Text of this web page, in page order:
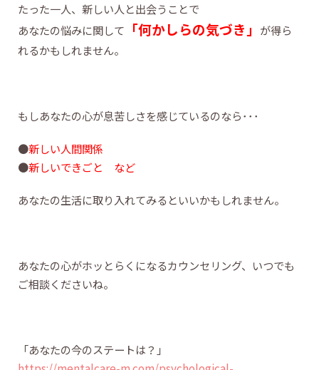
たった一人、新しい人と出会うことで
あなたの悩みに関して 「何かしらの気づき」 が得ら
れるかもしれません。
もしあなたの心が息苦しさを感じているのなら･･･
●新しい人間関係
●新しいできごと など
あなたの生活に取り入れてみるといいかもしれません。
あなたの心がホッとらくになるカウンセリング、いつでも
ご相談くださいね。
「あなたの今のステートは？」